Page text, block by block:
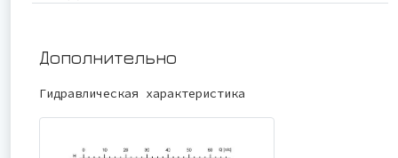
Дополнительно
Гидравлическая характеристика